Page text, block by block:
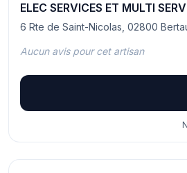
ELEC SERVICES ET MULTI
6 Rte de Saint-Nicolas, 02800
Aucun avis pour cet artisan